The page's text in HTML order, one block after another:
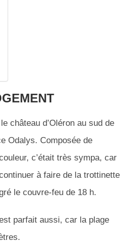
château d’Oléron au sud de
Odalys. Composée de
c’était très sympa, car
à faire de la trottinette
le couvre-feu de 18 h.
parfait aussi, car la plage